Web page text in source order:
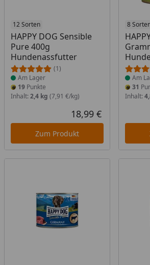
12 Sorten
HAPPY DOG Sensible
Pure 400g
Hundenassfutter
(1)
Produkt am Lager
Am Lager
19 Punkte
Inhalt: 2,4 kg (7,91 €/kg)
Aktueller
18,99 €
Zum Produkt
8
Am
31
Inhalt: